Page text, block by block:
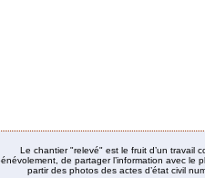
Le chantier "relevé" est le fruit d’un travail
de partager l’information avec le
partir des photos des actes d’état civil